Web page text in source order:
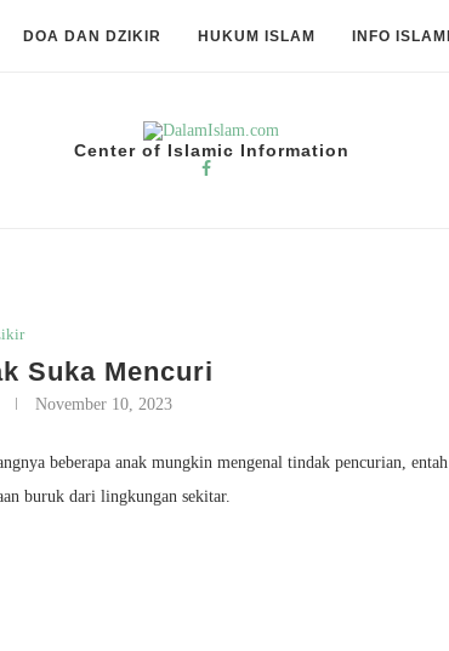
DOA DAN DZIKIR HUKUM ISLAM INFO ISLAMI
Center of Islamic Information
Suka Mencuri
November 10, 2023
beberapa anak mungkin mengenal tindak pencurian, entah
buruk dari lingkungan sekitar.